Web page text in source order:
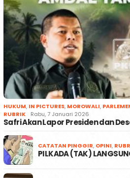
HUKUM, IN PICTURES, MOROWALI,
RUBRIK
Rabu, 7 Januari 2026
Safri Akan Lapor Presiden dan
CATATAN PINGGIR, OPINI,
PILKADA (TAK)